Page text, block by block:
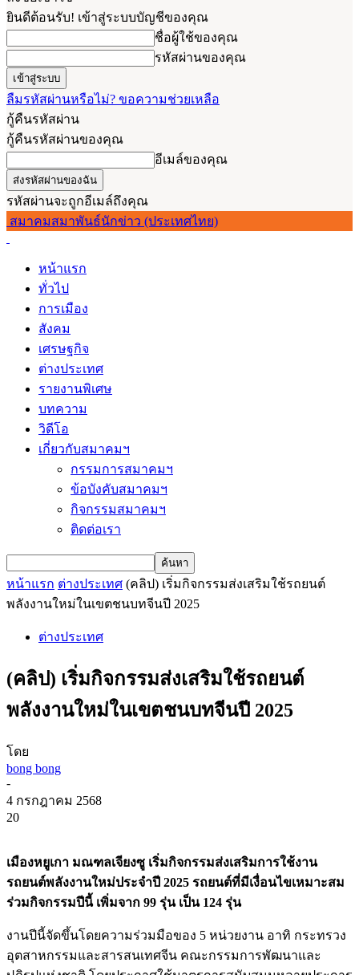
ยินดีต้อนรับ! เข้าสู่ระบบบัญชีของคุณ
ชื่อผู้ใช้ของคุณ
รหัสผ่านของคุณ
ลืมรหัสผ่านหรือไม่? ขอความช่วยเหลือ
กู้คืนรหัสผ่าน
กู้คืนรหัสผ่านของคุณ
อีเมล์ของคุณ
รหัสผ่านจะถูกอีเมล์ถึงคุณ
สมาคมสมาพันธ์นักข่าว (ประเทศไทย)
หน้าแรก
ทั่วไป
การเมือง
สังคม
เศรษฐกิจ
ต่างประเทศ
รายงานพิเศษ
บทความ
วิดีโอ
เกี่ยวกับสมาคมฯ
กรรมการสมาคมฯ
ข้อบังคับสมาคมฯ
กิจกรรมสมาคมฯ
ติดต่อเรา
หน้าแรก ต่างประเทศ (คลิป) เริ่มกิจกรรมส่งเสริมใช้รถยนต์
พลังงานใหม่ในเขตชนบทจีนปี 2025
ต่างประเทศ
(คลิป) เริ่มกิจกรรมส่งเสริมใช้รถยนต์
พลังงานใหม่ในเขตชนบทจีนปี 2025
โดย
bong bong
-
4 กรกฎาคม 2568
20
เมืองหยูเกา มณฑลเจียงซู เริ่มกิจกรรมส่งเสริมการใช้งาน
รถยนต์พลังงานใหม่ประจำปี 2025 รถยนต์ที่มีเงื่อนไขเหมาะสม
ร่วมกิจกรรมปีนี้ เพิ่มจาก 99 รุ่น เป็น 124 รุ่น
งานปีนี้จัดขึ้นโดยความร่วมมือของ 5 หน่วยงาน อาทิ กระทรวง
อุตสาหกรรมและสารสนเทศจีน คณะกรรมการพัฒนาและ